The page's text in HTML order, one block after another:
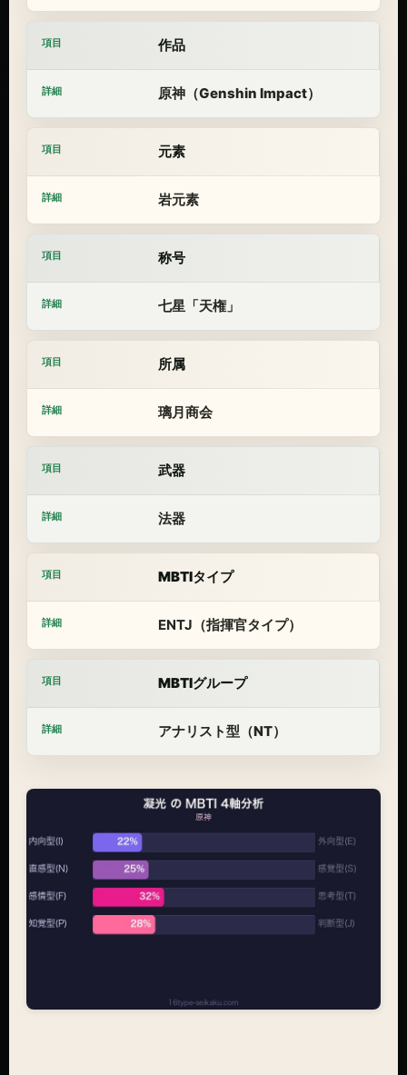
作品
原神（Genshin Impact）
元素
岩元素
称号
七星「天権」
所属
璃月商会
武器
法器
MBTIタイプ
ENTJ（指揮官タイプ）
MBTIグループ
アナリスト型（NT）